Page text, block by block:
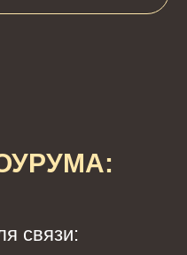
связи: